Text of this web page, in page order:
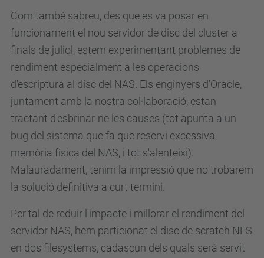
Com també sabreu, des que es va posar en
funcionament el nou servidor de disc del cluster a
finals de juliol, estem experimentant problemes de
rendiment especialment a les operacions
d'escriptura al disc del NAS. Els enginyers d'Oracle,
juntament amb la nostra col·laboració, estan
tractant d'esbrinar-ne les causes (tot apunta a un
bug del sistema que fa que reservi excessiva
memòria física del NAS, i tot s'alenteixi).
Malauradament, tenim la impressió que no trobarem
la solució definitiva a curt termini.
Per tal de reduir l'impacte i millorar el rendiment del
servidor NAS, hem particionat el disc de scratch NFS
en dos filesystems, cadascun dels quals serà servit